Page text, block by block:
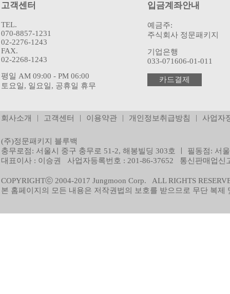
고객센터
TEL.
070-8857-1231
02-2276-1243
FAX.
02-2268-1243
평일 AM 09:00 - PM 06:00
토요일, 일요일, 공휴일 휴무
입금계좌안내
예금주:
주식회사 정문패키지
기업은행
033-071606-01-011
카드결제
회사소개 | 고객센터 | 이용약관 | 개인정보취급방침 | 사업자
(주)정문패키지 블루백
충무로점: 서울시 중구 충무로 51-2, 해봉빌딩 303호 ㅣ 필동점: 서
대표이사 : 이승권 사업자등록번호 : 201-86-37652 통신판매업신
COPYRIGHTⓒ 2004-2017 Jungmoon Corp. ALL RIGHTS
본 홈페이지의 모든 내용은 저작권법의 보호를 받으므로 무단 복제